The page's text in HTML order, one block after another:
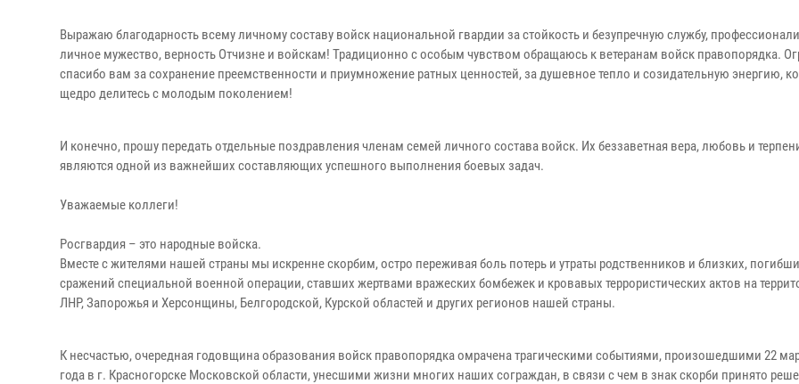
Выражаю благодарность всему личному составу войск национальной гвардии за стойкость и безупречную службу,
личное мужество, верность Отчизне и войскам! Традиционно с особым чувством обращаюсь к ветеранам войск правопорядка.
спасибо вам за сохранение преемственности и приумножение ратных ценностей, за душевное тепло и созидательную энергию,
щедро делитесь с молодым поколением!
И конечно, прошу передать отдельные поздравления членам семей личного состава войск. Их беззаветная вера, любовь и
являются одной из важнейших составляющих успешного выполнения боевых задач.
Уважаемые коллеги!
Росгвардия – это народные войска.
Вместе с жителями нашей страны мы искренне скорбим, остро переживая боль потерь и утраты родственников и близких,
сражений специальной военной операции, ставших жертвами вражеских бомбежек и кровавых террористических актов на
ЛНР, Запорожья и Херсонщины, Белгородской, Курской областей и других регионов нашей страны.
К несчастью, очередная годовщина образования войск правопорядка омрачена трагическими событиями, произошедшими 22
года в г. Красногорске Московской области, унесшими жизни многих наших сограждан, в связи с чем в знак скорби принято